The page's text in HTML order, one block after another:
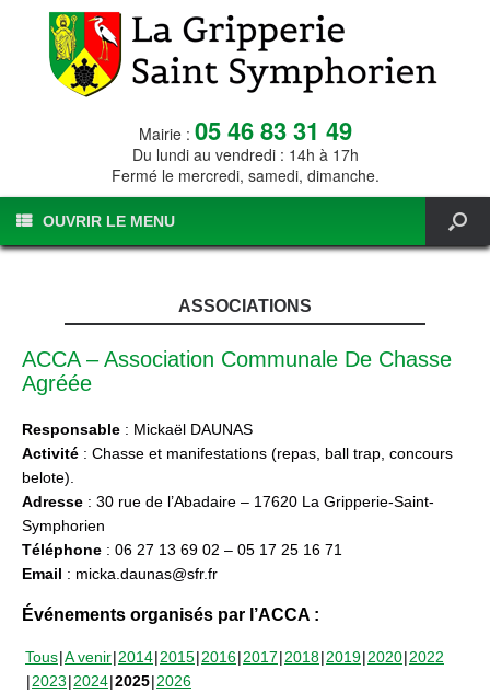
Mairie : 05 46 83 31 49
Du lundi au vendredi : 14h à 17h
Fermé le mercredi, samedi, dimanche.
OUVRIR LE MENU
ASSOCIATIONS
ACCA – Association Communale De Chasse
Agréée
Responsable : Mickaël DAUNAS
Activité : Chasse et manifestations (repas, ball trap, concours
belote).
Adresse : 30 rue de l’Abadaire – 17620 La Gripperie-Saint-
Symphorien
Téléphone : 06 27 13 69 02 – 05 17 25 16 71
Email : micka.daunas@sfr.fr
Événements organisés par l’ACCA :
Tous A venir 2014 2015 2016 2017 2018 2019 2020 2022
2023 2024 2025 2026